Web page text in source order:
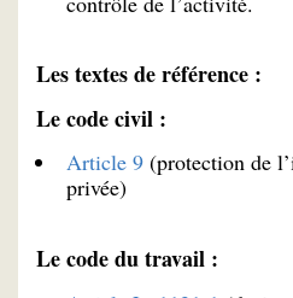
Les textes de référence :
Le code civil :
Article 9 (protection de
privée)
Le code du travail :